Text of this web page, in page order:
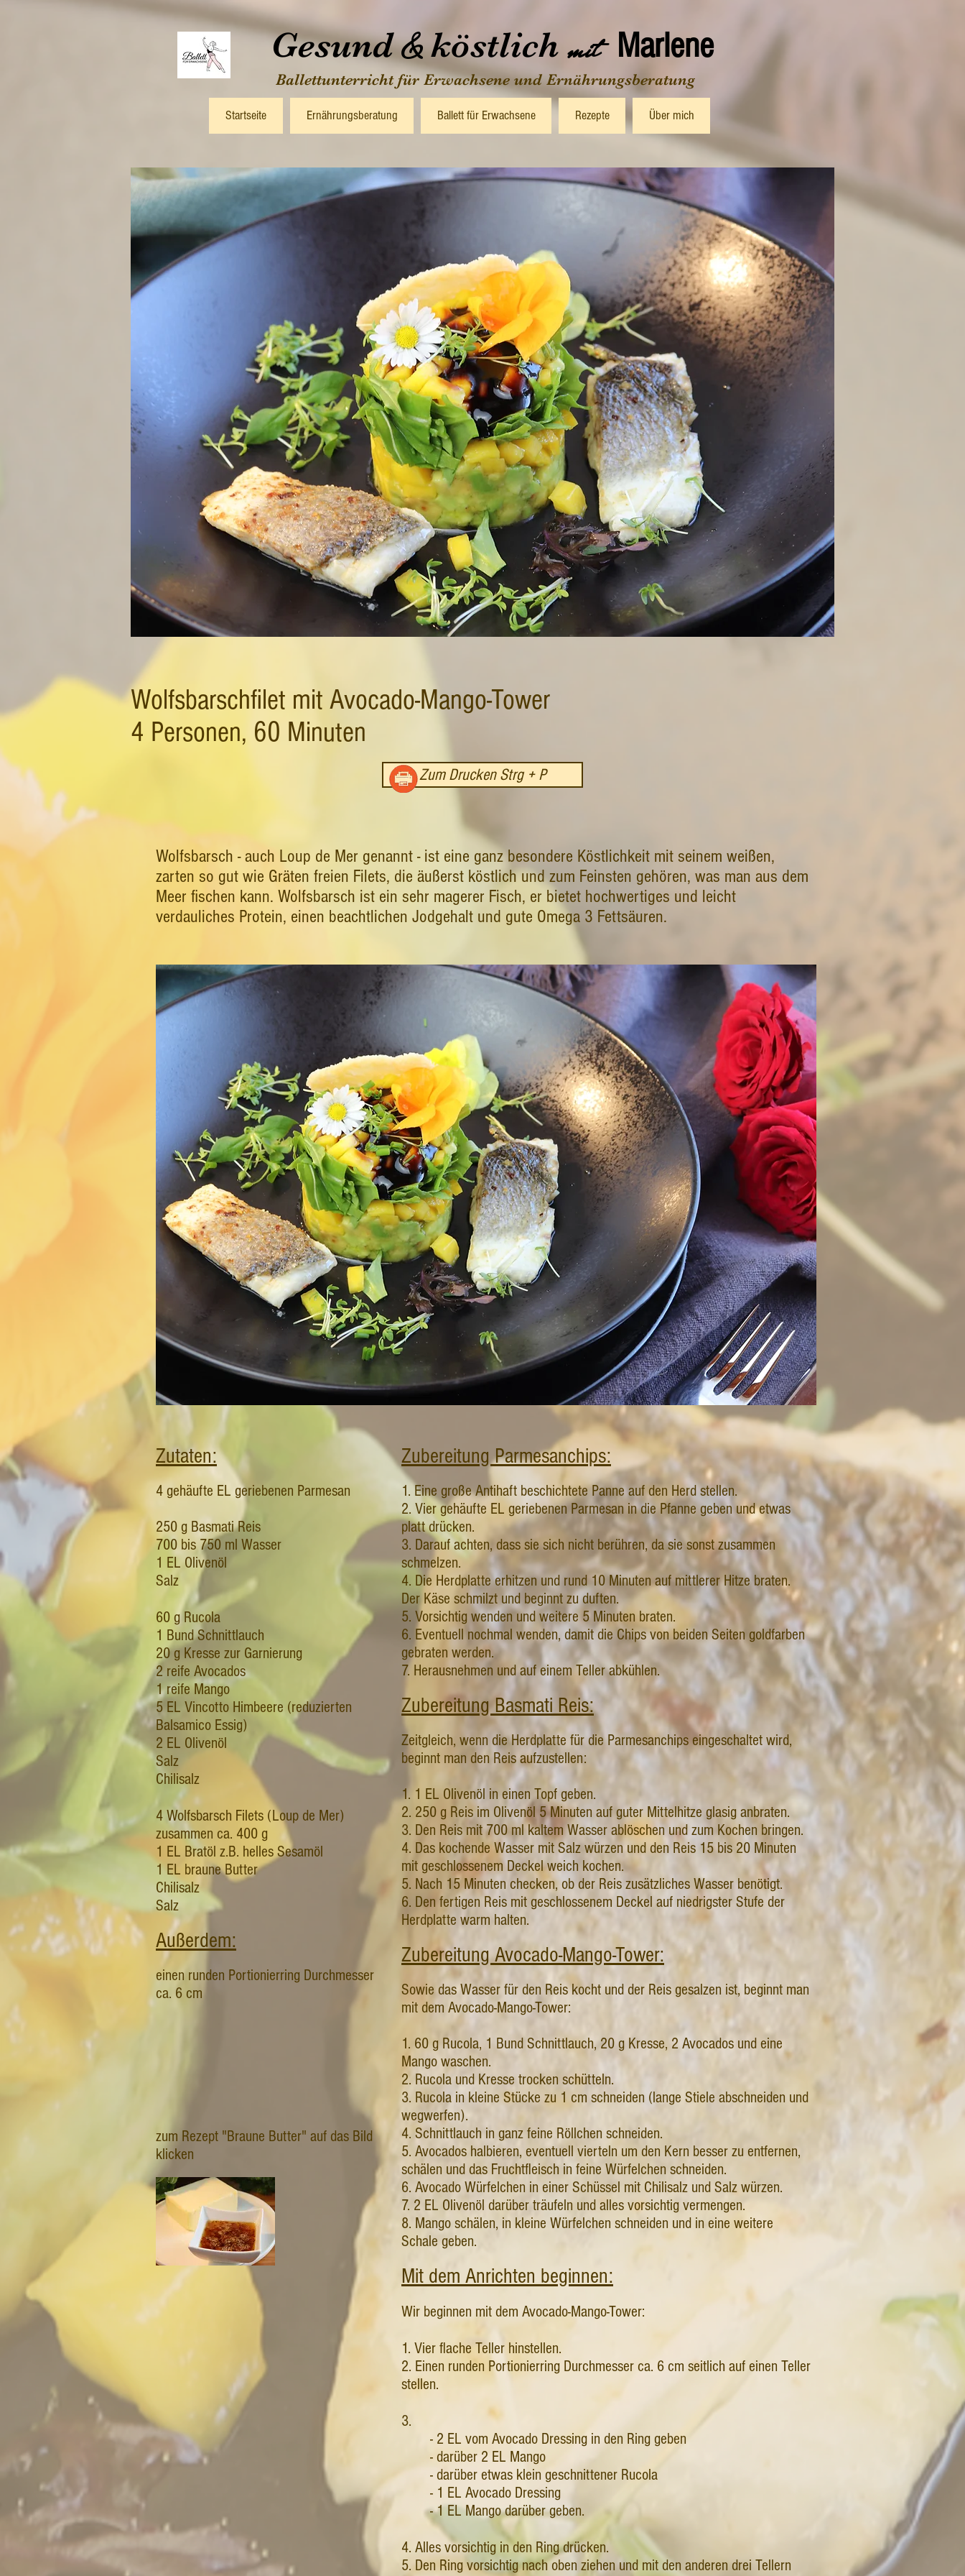
Gesund & köstlich mitMarlene
Ballettunterricht für Erwachsene und Ernährungsberatung
Startseite Ernährungsberatung Ballett für Erwachsene Rezepte Über mich
Wolfsbarschfilet mit Avocado-Mango-Tower
4 Personen, 60 Minuten
Zum Drucken Strg + P
Zutaten:
4 gehäufte EL geriebenen Parmesan
250 g Basmati Reis
700 bis 750 ml Wasser
1 EL Olivenöl
Salz
60 g Rucola
1 Bund Schnittlauch
20 g Kresse zur Garnierung
2 reife Avocados
1 reife Mango
5 EL Vincotto Himbeere (reduzierten
Balsamico Essig)
2 EL Olivenöl
Salz
Chilisalz
4 Wolfsbarsch Filets (Loup de Mer)
zusammen ca. 400 g
1 EL Bratöl z.B. helles Sesamöl
1 EL braune Butter
Chilisalz
Salz
Außerdem:
einen runden Portionierring Durchmesser
ca. 6 cm
zum Rezept "Braune Butter" auf das Bild
klicken
Wolfsbarsch - auch Loup de Mer genannt - ist eine ganz besondere Köstlichkeit mit seinem weißen,
zarten so gut wie Gräten freien Filets, die äußerst köstlich und zum Feinsten gehören, was man aus dem
Meer fischen kann. Wolfsbarsch ist ein sehr magerer Fisch, er bietet hochwertiges und leicht
verdauliches Protein, einen beachtlichen Jodgehalt und gute Omega 3 Fettsäuren.
Zubereitung Parmesanchips:
1. Eine große Antihaft beschichtete Panne auf den Herd stellen.
2. Vier gehäufte EL geriebenen Parmesan in die Pfanne geben und etwas
platt drücken.
3. Darauf achten, dass sie sich nicht berühren, da sie sonst zusammen
schmelzen.
4. Die Herdplatte erhitzen und rund 10 Minuten auf mittlerer Hitze braten.
Der Käse schmilzt und beginnt zu duften.
5. Vorsichtig wenden und weitere 5 Minuten braten.
6. Eventuell nochmal wenden, damit die Chips von beiden Seiten goldfarben
gebraten werden.
7. Herausnehmen und auf einem Teller abkühlen.
Zubereitung Basmati Reis:
Zeitgleich, wenn die Herdplatte für die Parmesanchips eingeschaltet wird,
beginnt man den Reis aufzustellen:
1. 1 EL Olivenöl in einen Topf geben.
2. 250 g Reis im Olivenöl 5 Minuten auf guter Mittelhitze glasig anbraten.
3. Den Reis mit 700 ml kaltem Wasser ablöschen und zum Kochen bringen.
4. Das kochende Wasser mit Salz würzen und den Reis 15 bis 20 Minuten
mit geschlossenem Deckel weich kochen.
5. Nach 15 Minuten checken, ob der Reis zusätzliches Wasser benötigt.
6. Den fertigen Reis mit geschlossenem Deckel auf niedrigster Stufe der
Herdplatte warm halten.
Zubereitung Avocado-Mango-Tower:
Sowie das Wasser für den Reis kocht und der Reis gesalzen ist, beginnt man
mit dem Avocado-Mango-Tower:
1. 60 g Rucola, 1 Bund Schnittlauch, 20 g Kresse, 2 Avocados und eine
Mango waschen.
2. Rucola und Kresse trocken schütteln.
3. Rucola in kleine Stücke zu 1 cm schneiden (lange Stiele abschneiden und
wegwerfen).
4. Schnittlauch in ganz feine Röllchen schneiden.
5. Avocados halbieren, eventuell vierteln um den Kern besser zu entfernen,
schälen und das Fruchtfleisch in feine Würfelchen schneiden.
6. Avocado Würfelchen in einer Schüssel mit Chilisalz und Salz würzen.
7. 2 EL Olivenöl darüber träufeln und alles vorsichtig vermengen.
8. Mango schälen, in kleine Würfelchen schneiden und in eine weitere
Schale geben.
Mit dem Anrichten beginnen:
Wir beginnen mit dem Avocado-Mango-Tower:
1. Vier flache Teller hinstellen.
2. Einen runden Portionierring Durchmesser ca. 6 cm seitlich auf einen Teller
stellen.
3.
- 2 EL vom Avocado Dressing in den Ring geben
- darüber 2 EL Mango
- darüber etwas klein geschnittener Rucola
- 1 EL Avocado Dressing
- 1 EL Mango darüber geben.
4. Alles vorsichtig in den Ring drücken.
5. Den Ring vorsichtig nach oben ziehen und mit den anderen drei Tellern